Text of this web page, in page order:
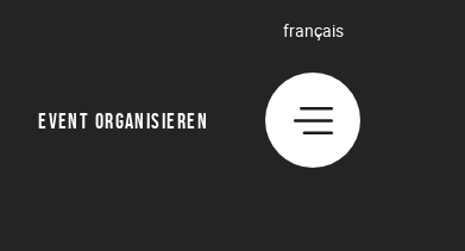
EVENT ORGANISIEREN
français